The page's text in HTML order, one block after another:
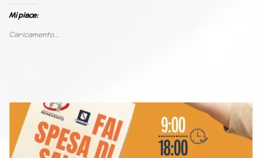
Mi piace:
Caricamento...